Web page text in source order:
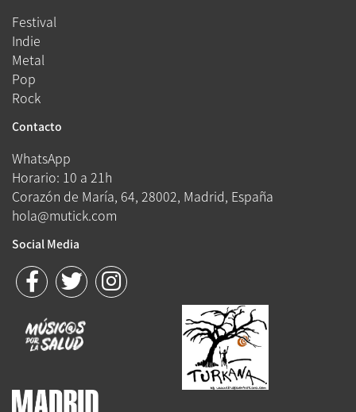
Festival
Indie
Metal
Pop
Rock
Contacto
WhatsApp
Horario: 10 a 21h
Corazón de María, 64, 28002, Madrid, España
hola@mutick.com
Social Media